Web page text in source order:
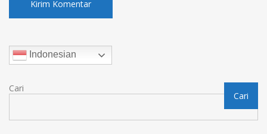
Indonesian
Cari
Cari